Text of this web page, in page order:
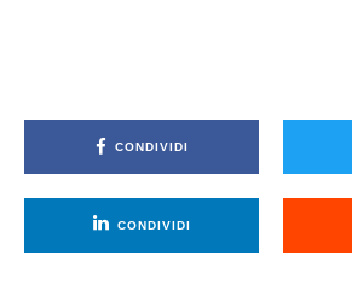
CONDIVIDI
CONDIVIDI